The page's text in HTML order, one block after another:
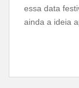
essa data
ainda a ideia